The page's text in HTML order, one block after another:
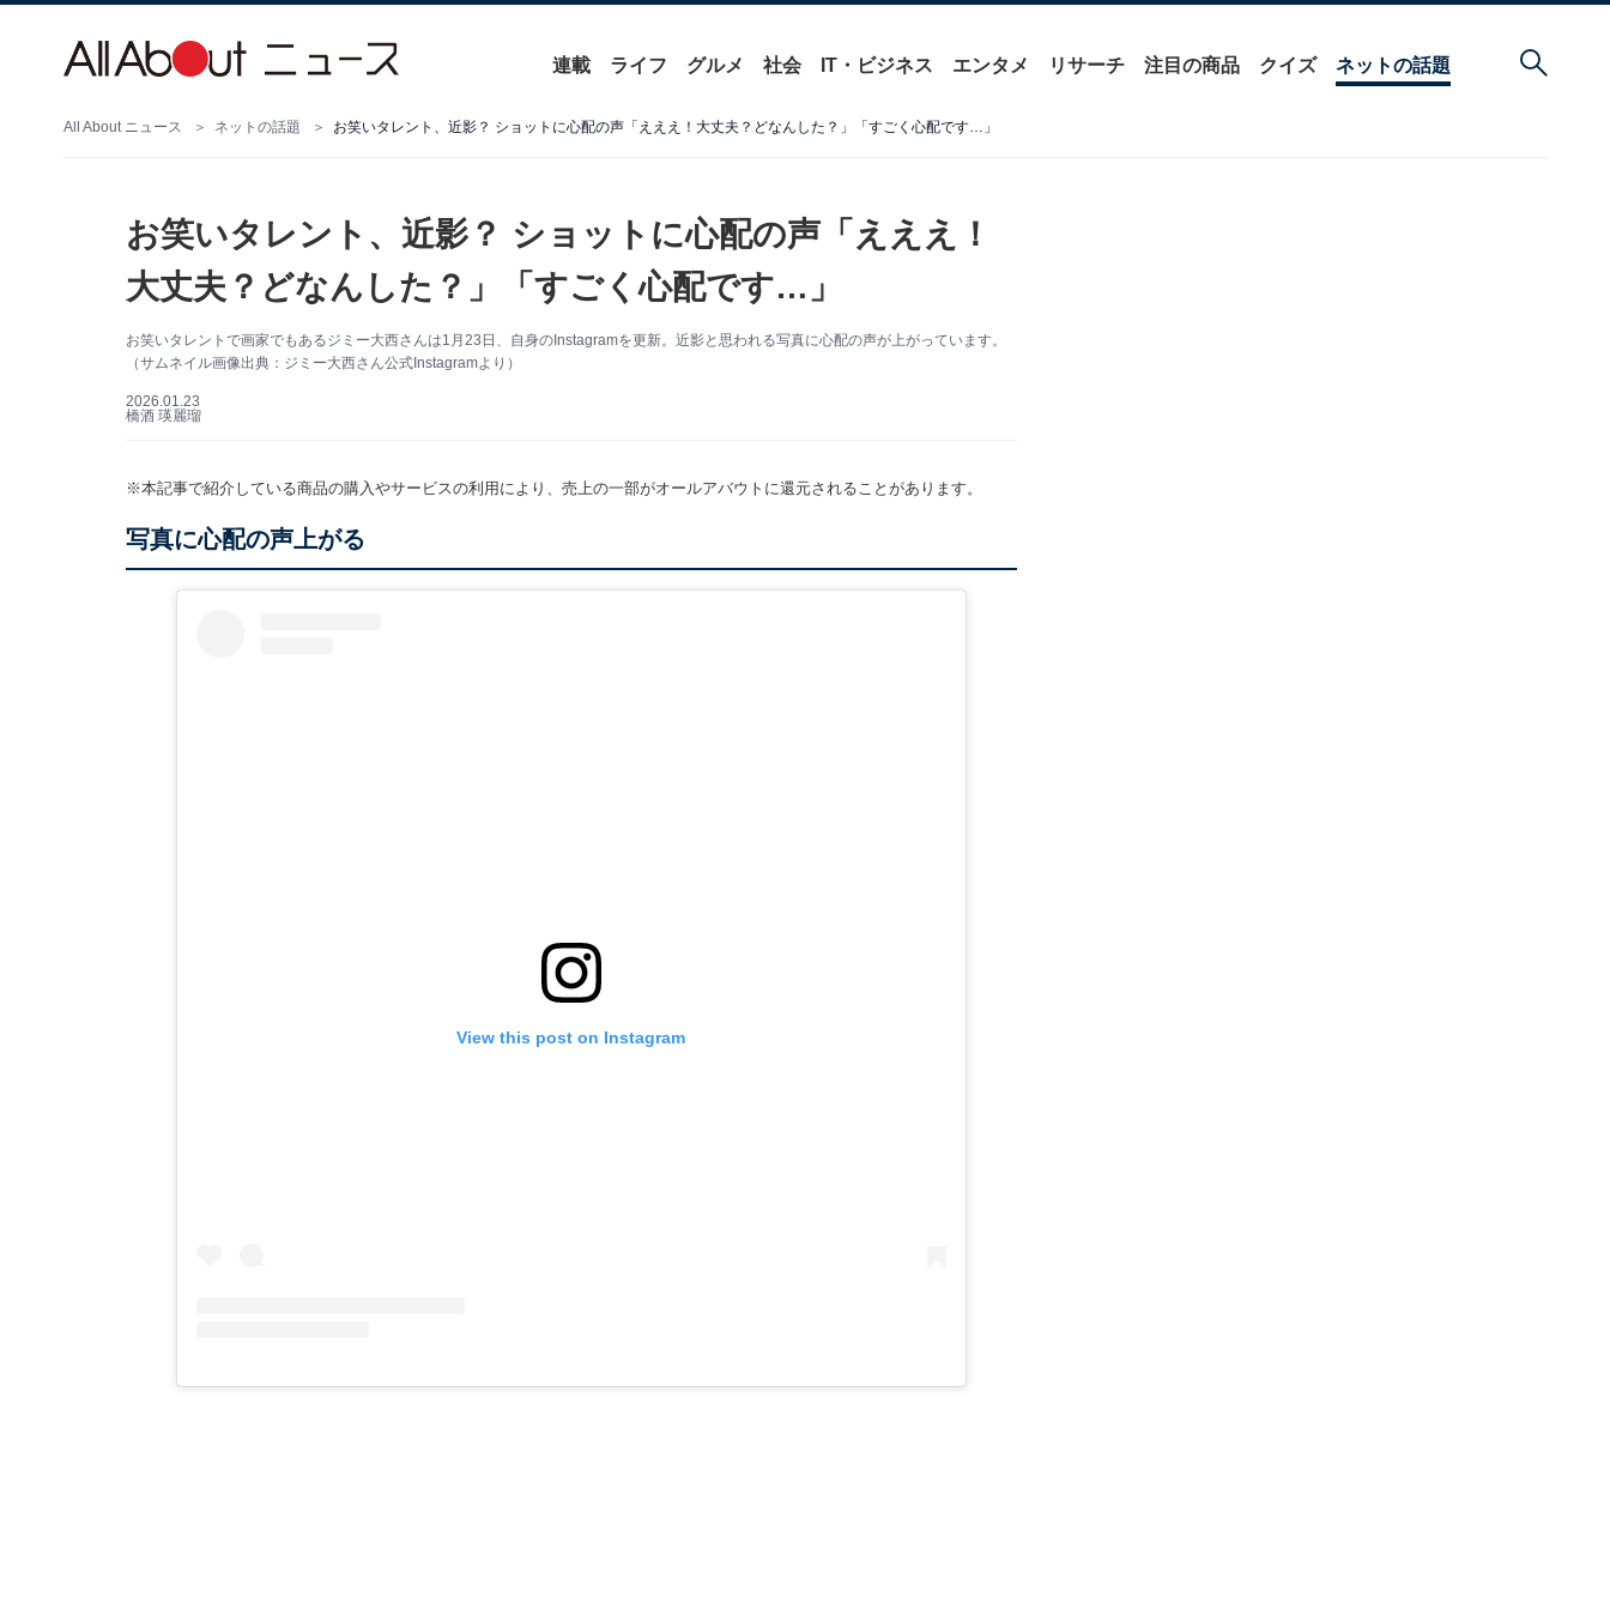
連載 ライフ グルメ 社会 IT・ビジネス エンタメ リサーチ 注目の商品 クイズ ネットの話題
All About ニュース ネットの話題 お笑いタレント、近影？ ショットに心配の声「えええ！大丈夫？どなんした？」「すごく心配です…」
お笑いタレント、近影？ ショットに心配の声「えええ！
大丈夫？どなんした？」「すごく心配です…」
お笑いタレントで画家でもあるジミー大西さんは1月23日、自身のInstagramを更新。近影と思われる写真に心配の声が上がっています。
（サムネイル画像出典：ジミー大西さん公式Instagramより）
2026.01.23
橋酒 瑛麗瑠
※本記事で紹介している商品の購入やサービスの利用により、売上の一部がオールアバウトに還元されることがあります。
写真に心配の声上がる
View this post on Instagram